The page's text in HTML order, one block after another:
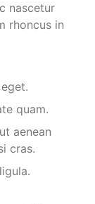
nascetur
rhoncus in
quam.
aenean
cras.